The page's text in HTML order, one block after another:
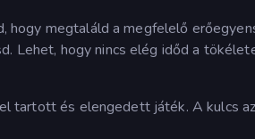
hogy megtaláld a megfelelő
Lehet, hogy nincs elég időd a
tartott és elengedett játék. A kulcs